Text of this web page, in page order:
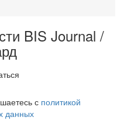
BIS Journal /
с политикой
данных